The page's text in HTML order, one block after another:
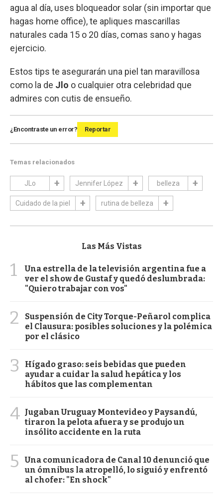
agua al día, uses bloqueador solar (sin importar que
hagas home office), te apliques mascarillas
naturales cada 15 o 20 días, comas sano y hagas
ejercicio.
Estos tips te asegurarán una piel tan maravillosa
como la de Jlo o cualquier otra celebridad que
admires con cutis de ensueño.
¿Encontraste un error? Reportar
Temas relacionados
JLo Jennifer López belleza
Cuidado de la piel rutina de belleza
Las Más Vistas
1
Una estrella de la televisión argentina fue a
ver el show de Gustaf y quedó deslumbrada:
"Quiero trabajar con vos"
2
Suspensión de City Torque-Peñarol complica
el Clausura: posibles soluciones y la polémica
por el clásico
3
Hígado graso: seis bebidas que pueden
ayudar a cuidar la salud hepática y los
hábitos que las complementan
4 Jugaban Uruguay Montevideo y Paysandú,
tiraron la pelota afuera y se produjo un
insólito accidente en la ruta
5
Una comunicadora de Canal 10 denunció que
un ómnibus la atropelló, lo siguió y enfrentó
al chofer: "En shock"